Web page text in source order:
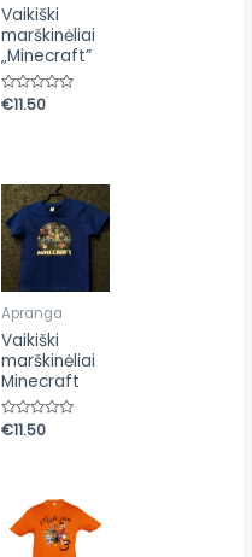
Vaikiški
marškinėliai
„Minecraft”
Įvertinimas:
€11.50
Apranga
Vaikiški
marškinėliai
Minecraft
Įvertinimas:
€11.50